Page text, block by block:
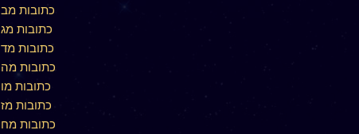
Kesubos 42 – כתובות מב
Kesubos 43 – כתובות מג
Kesubos 44 – כתובות מד
Kesubos 45 – כתובות מה
Kesubos 46 – כתובות מו
Kesubos 47 – כתובות מז
Kesubos 48 – כתובות מח